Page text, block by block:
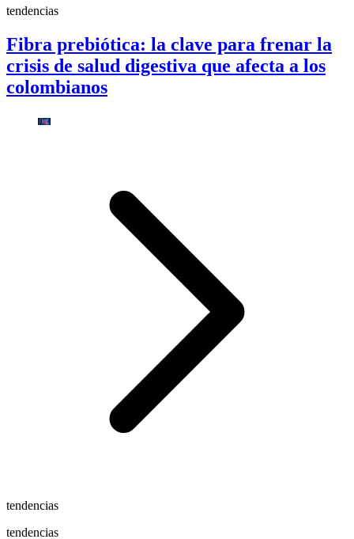
tendencias
Fibra prebiótica: la clave para frenar la
crisis de salud digestiva que afecta a los
colombianos
tendencias
tendencias